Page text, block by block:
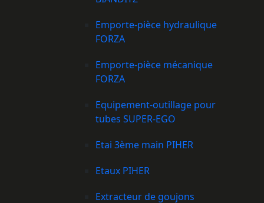
Emporte-pièce hydraulique
FORZA
Emporte-pièce mécanique
FORZA
Equipement-outillage pour
tubes SUPER-EGO
Etai 3ème main PIHER
Etaux PIHER
Extracteur de goujons